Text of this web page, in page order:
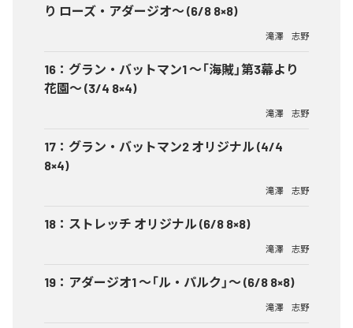
り ローズ・アダージオ～ (6/8 8×8)
滝澤 志野
16 ： グラン・バットマン1 ～「海賊」第3幕より
花園～ (3/4 8×4)
滝澤 志野
17 ： グラン・バットマン2 オリジナル (4/4
8×4)
滝澤 志野
18 ： ストレッチ オリジナル (6/8 8×8)
滝澤 志野
19 ： アダージオ1 ～「ル・パルク」～ (6/8 8×8)
滝澤 志野